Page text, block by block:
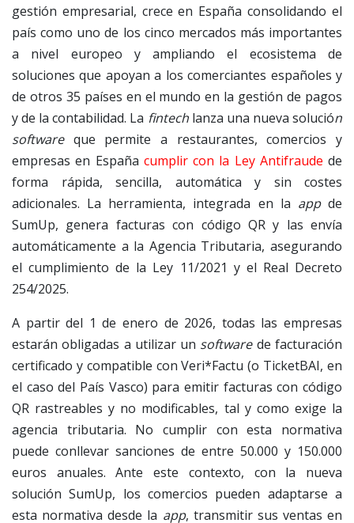
gestión empresarial, crece en España consolidando el
país como uno de los cinco mercados más importantes
a nivel europeo y ampliando el ecosistema de
soluciones que apoyan a los comerciantes españoles y
de otros 35 países en el mundo en la gestión de pagos
y de la contabilidad. La fintechlanza una nueva solución
softwareque permite a restaurantes, comercios y
empresas en España cumplir con la Ley Antifraude de
forma rápida, sencilla, automática y sin costes
adicionales. La herramienta, integrada en la appde
SumUp, genera facturas con código QR y las envía
automáticamente a la Agencia Tributaria, asegurando
el cumplimiento de la Ley 11/2021 y el Real Decreto
254/2025.
A partir del 1 de enero de 2026, todas las empresas
estarán obligadas a utilizar un softwarede facturación
certificado y compatible con Veri*Factu (o TicketBAI, en
el caso del País Vasco) para emitir facturas con código
QR rastreables y no modificables, tal y como exige la
agencia tributaria. No cumplir con esta normativa
puede conllevar sanciones de entre 50.000 y 150.000
euros anuales. Ante este contexto, con la nueva
solución SumUp, los comercios pueden adaptarse a
esta normativa desde la app, transmitir sus ventas en